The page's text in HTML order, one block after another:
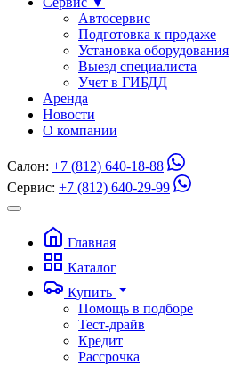
Автосервис
Подготовка к продаже
Установка оборудования
Выезд специалиста
Учет в ГИБДД
Аренда
Новости
О компании
Салон: +7 (812) 640-18-88
Сервис: +7 (812) 640-29-99
Главная
Каталог
Купить
Помощь в подборе
Тест-драйв
Кредит
Рассрочка